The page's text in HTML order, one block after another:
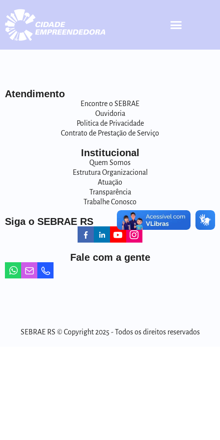
Atendimento
Encontre o SEBRAE
Ouvidoria
Politica de Privacidade
Contrato de Prestação de Serviço
Institucional
Quem Somos
Estrutura Organizacional
Atuação
Transparência
Trabalhe Conosco
Siga o SEBRAE RS
Fale com a gente
SEBRAE RS © Copyright 2025 - Todos os direitos reservados